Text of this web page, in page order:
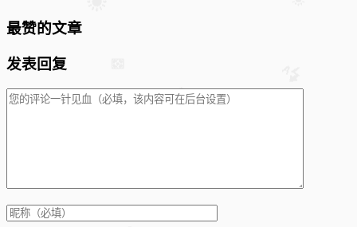
最赞的文章
发表回复